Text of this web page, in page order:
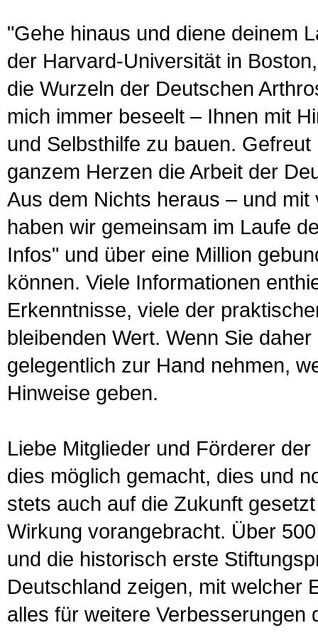
"Gehe hinaus und diene deinem
der Harvard-Universität in
die Wurzeln der Deutschen
mich immer beseelt – Ihnen mit
und Selbsthilfe zu bauen.
ganzem Herzen die Arbeit der
Aus dem Nichts heraus – und
haben wir gemeinsam im Laufe
Infos" und über eine Million
können. Viele Informationen
Erkenntnisse, viele der
bleibenden Wert. Wenn Sie
gelegentlich zur Hand nehmen,
Hinweise geben.
Liebe Mitglieder und Förderer
dies möglich gemacht, dies und
stets auch auf die Zukunft
Wirkung vorangebracht. Über
und die historisch erste
Deutschland zeigen, mit welcher
alles für weitere Verbesserungen